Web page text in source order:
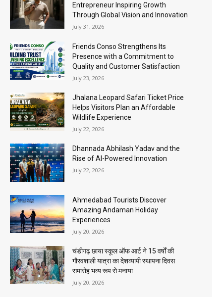
Entrepreneur Inspiring Growth
Through Global Vision and Innovation
July 31, 2026
Friends Conso Strengthens Its
Presence with a Commitment to
Quality and Customer Satisfaction
July 23, 2026
Jhalana Leopard Safari Ticket Price
Helps Visitors Plan an Affordable
Wildlife Experience
July 22, 2026
Dhannada Abhilash Yadav and the
Rise of AI-Powered Innovation
July 22, 2026
Ahmedabad Tourists Discover
Amazing Andaman Holiday
Experiences
July 20, 2026
चंडीगढ़ छाया स्कूल ऑफ आर्ट ने 15 वर्षों की
गौरवशाली यात्रा का देशव्यापी स्थापना दिवस
समारोह भव्य रूप से मनाया
July 20, 2026